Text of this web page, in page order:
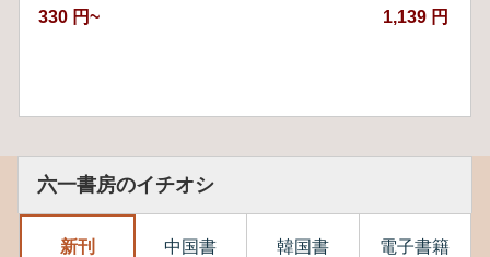
330 円~ 1,139 円
六一書房のイチオシ
新刊 中国書 韓国書 電子書籍